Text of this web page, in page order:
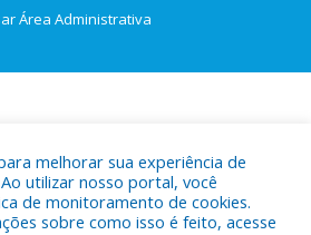
Área Administrativa
melhorar sua experiência de
utilizar nosso portal, você
de monitoramento de cookies.
sobre como isso é feito, acesse